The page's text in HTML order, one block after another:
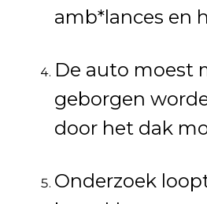
amb*lances en
De auto moest
geborgen
door het dak
Onderzoek